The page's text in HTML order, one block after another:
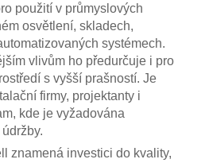
použití v průmyslových
osvětlení, skladech,
systémech.
vlivům ho předurčuje i pro
s vyšší prašností. Je
firmy, projektanty i
kde je vyžadována
znamená investici do kvality,